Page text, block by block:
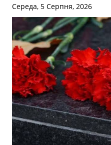
Середа, 5 Серпня, 2026